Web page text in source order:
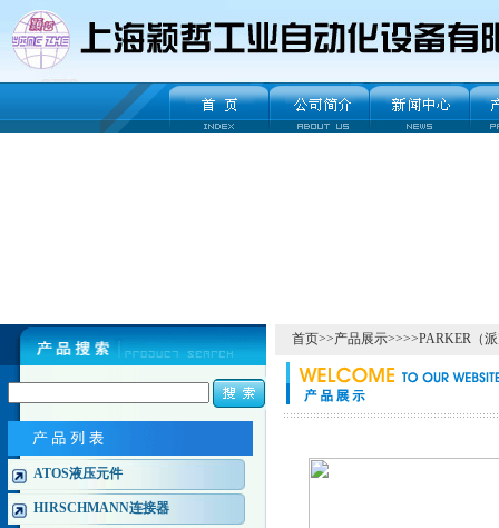
ATOS液压元件
HIRSCHMANN连接器
首页>>产品展示>>>>PARKER（